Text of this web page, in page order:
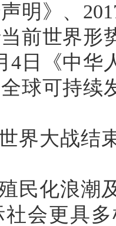
明》、
前世界形
4日《中
球可持续
界大战结
民化浪潮
会更具